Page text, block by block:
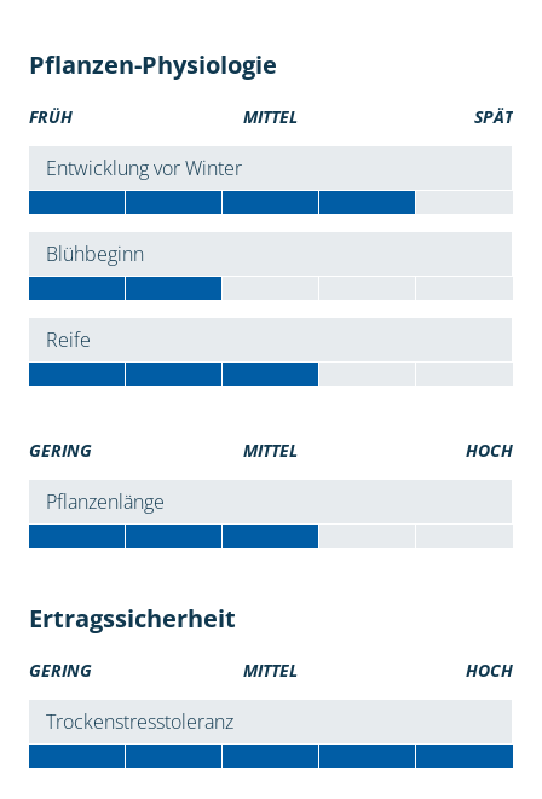
Pflanzen-Physiologie
FRÜH MITTEL SPÄT
Entwicklung vor Winter
Blühbeginn
Reife
GERING MITTEL HOCH
Pflanzenlänge
Ertragssicherheit
GERING MITTEL HOCH
Trockenstresstoleranz